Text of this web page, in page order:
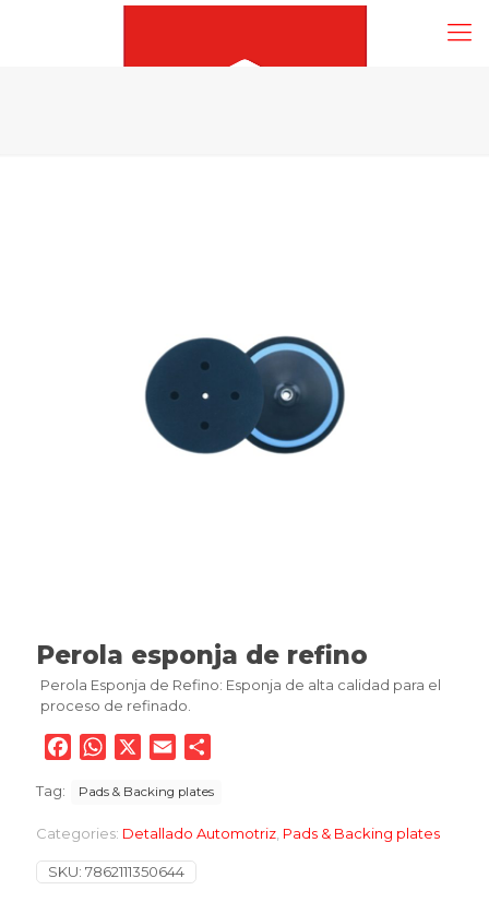
Perola esponja de refino
Perola Esponja de Refino: Esponja de alta calidad para el
proceso de refinado.
Facebook
WhatsAppEmail
Tag: Pads & Backing plates
Categories: Detallado Automotriz Pads & Backing plates
SKU: 7862111350644